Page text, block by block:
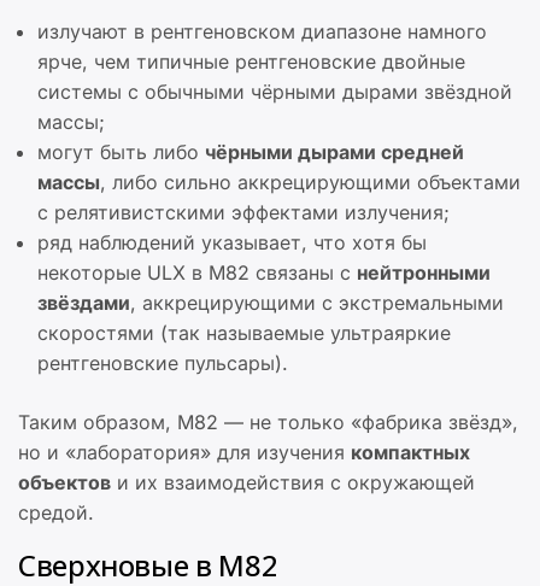
излучают в рентгеновском диапазоне намного
ярче, чем типичные рентгеновские двойные
системы с обычными чёрными дырами звёздной
массы;
могут быть либо чёрными дырами средней
массы, либо сильно аккрецирующими объектами
с релятивистскими эффектами излучения;
ряд наблюдений указывает, что хотя бы
некоторые ULX в M82 связаны с нейтронными
звёздами, аккрецирующими с экстремальными
скоростями (так называемые ультраяркие
рентгеновские пульсары).
Таким образом, M82 — не только «фабрика звёзд»,
но и «лаборатория» для изучения компактных
объектов и их взаимодействия с окружающей
средой.
Сверхновые в M82